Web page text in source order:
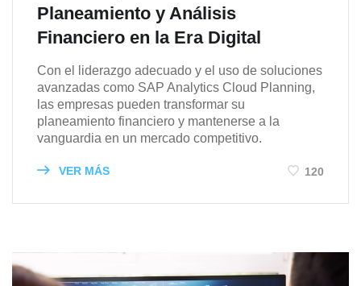
Planeamiento y Análisis
Financiero en la Era Digital
Con el liderazgo adecuado y el uso de soluciones
avanzadas como SAP Analytics Cloud Planning,
las empresas pueden transformar su
planeamiento financiero y mantenerse a la
vanguardia en un mercado competitivo.
VER MÁS 120